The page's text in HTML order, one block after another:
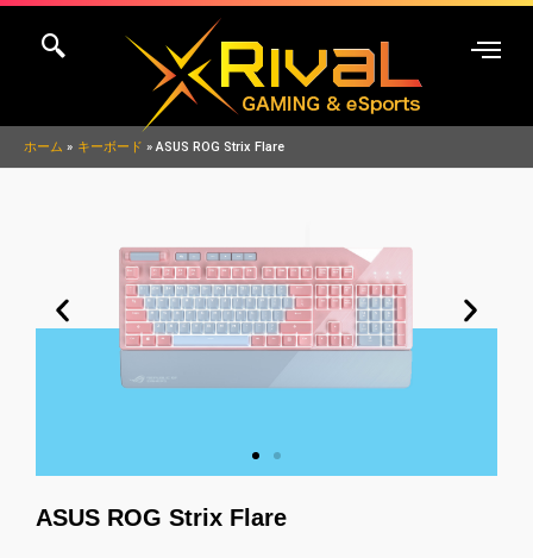
ホーム キーボード ASUS ROG Strix Flare
ASUS ROG Strix Flare